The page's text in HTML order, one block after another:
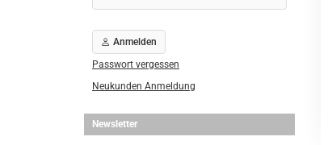
Anmelden
Passwort vergessen
Neukunden Anmeldung
Newsletter